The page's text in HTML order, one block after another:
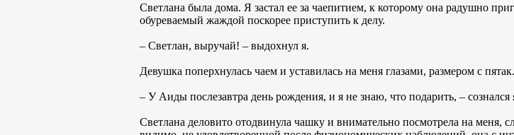
Светлана была дома. Я застал ее за чаепитием, к которому она радушно
обуреваемый жаждой поскорее приступить к делу.
– Светлан, выручай! – выдохнул я.
Девушка поперхнулась чаем и уставилась на меня глазами, размером с пятак.
– У Аиды послезавтра день рождения, и я не знаю, что подарить, – сознался
Светлана деловито отодвинула чашку и внимательно посмотрела на меня,